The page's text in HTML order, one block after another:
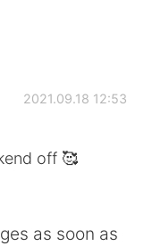
2021.09.18 12:53
off 🥰
as soon as